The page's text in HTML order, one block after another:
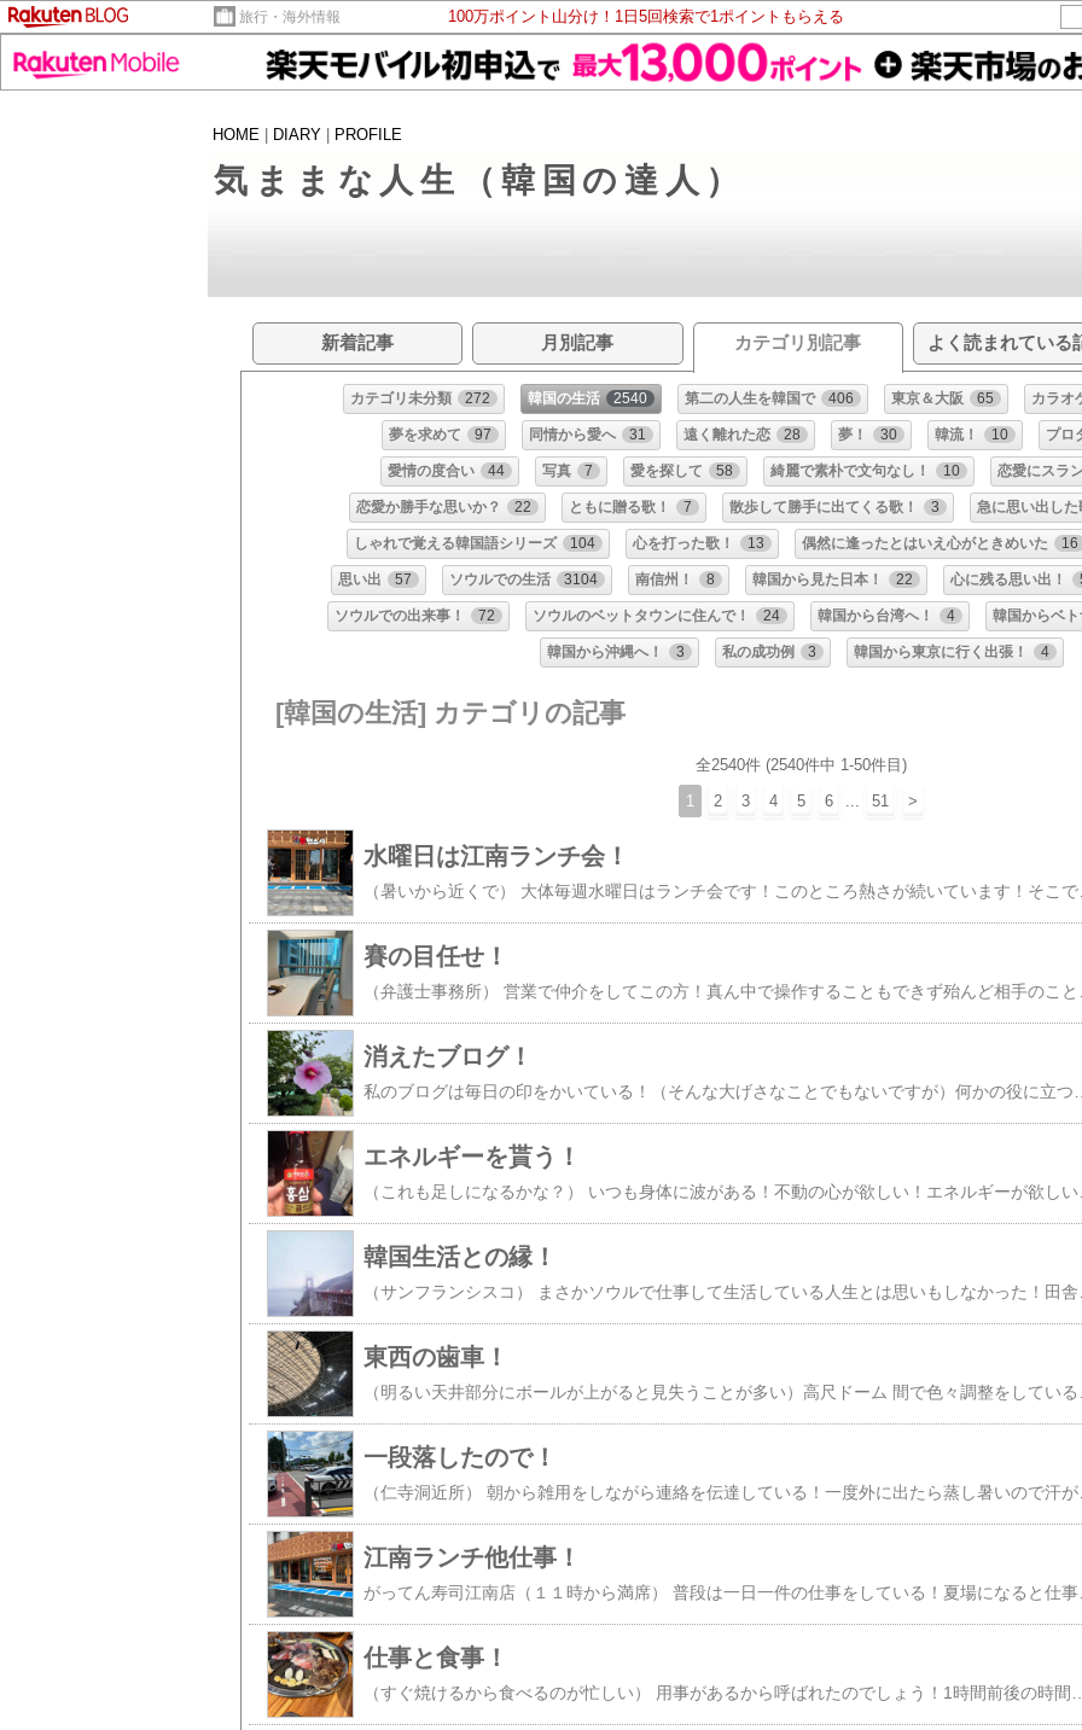
旅行・海外情報 100万ポイント山分け！1日5回検索で1ポイントもらえる
HOME
DIARY PROFILE
気ままな人生（韓国の達人）
新着記事 月別記事 カテゴリ別記事 よく読まれている
カテゴリ未分類 272 韓国の生活 2540 第二の人生を韓国で 406 東京＆大阪 65 カラオ
夢を求めて 97 同情から愛へ 31 遠く離れた恋 28 夢！ 30 韓流！ 10 プロ
愛情の度合い 44 写真 7 愛を探して 58 綺麗で素朴で文句なし！ 10 恋愛にスラ
恋愛か勝手な思いか？ 22 ともに贈る歌！ 7 散歩して勝手に出てくる歌！ 3 急に思い出した
しゃれで覚える韓国語シリーズ 104 心を打った歌！ 13 偶然に逢ったとはいえ心がときめいた 16
思い出 57 ソウルでの生活 3104 南信州！ 8 韓国から見た日本！ 22 心に残る思い出！
ソウルでの出来事！ 72 ソウルのベットタウンに住んで！ 24 韓国から台湾へ！ 4 韓国からベト
韓国から沖縄へ！ 3 私の成功例 3 韓国から東京に行く出張！ 4
[韓国の生活] カテゴリの記事
全2540件 (2540件中 1-50件目)
1 2 3 4 5 6 51 >
水曜日は江南ランチ会！
（暑いから近くで） 大体毎週水曜日はランチ会です！このところ熱さが続いています！そこで駅から近いがってん寿司にすることになりました！店がすずしいのと駅から近いからです！少し早めに着いたのでまた空いていた！ しかし流石人気店帰るころには満席で待機客もいっぱいでした！この店儲かっていますね！食事が終わればコーヒーですが近くにスタバがあります！そこに移動です！（Sは３９００W） まだ時間的に我々好みの席が空いている！そこでゆっくり雑談！ 私が一番ずぼらなので皆さんに色々教えて貰っている！助かります！アッと言う間に時間は流れ解散です！今日は月、火と暑い中を
賽の目任せ！
消えたブログ！
エネルギーを貰う！
韓国生活との縁！
東西の歯車！
一段落したので！
（仁寺洞近所） 朝から雑用をしながら連絡を伝達している！一度外に出たら蒸し暑いので汗がでる！昔30代の頃汗を書いた時期のように汗がでる！一つの用事が終り家に戻り着替えて再びでかける！ 今度は大使館にパスポートを取りに言っておこうと考え出かけた！移動中に連絡はできるからこう言うときにと考えた！しかしこんなに暑いとは思わなかった！かんかん照りだった！急ぐパスポートでも無かったのに手元にないと何となく不安なので！場所は9年前と同じと事だったが何階かは忘れていたが警備がいたので問題なく到着！７月以降ネツトで申請したので申請料は安くなりました！韓国と比べたら元々日本
江南ランチ他仕事！
がってん寿司江南店（１１時から満席） 普段は一日一件の仕事をしている！夏場になると仕事が多くなる！まずは仕事ではないがランチ会！久しぶりに在宅勤務の人が出勤したのでとランチ会に参加してくれた！そして少し遠いところに住んでいる方も嬉しい参加！ 女性が増えると華やかです！食事も美味しく頂きました！食後はスタバ！今日は席が混雑していました！暑くなると皆さん涼みにはいる事が多くなるのでしょうか！いつもの席がなかったが同じコーヒーなら私はスタバ！雑談が盛り上がってきた頃
仕事と食事！